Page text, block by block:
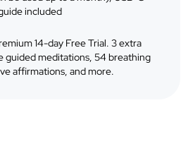
included
14-day Free Trial. 3 extra
guided meditations, 54 breathing
affirmations, and more.